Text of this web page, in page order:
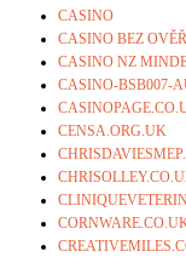
CASINO
CASINO BEZ
CASINO NZ
CASINO-BSB007-
CENSA.ORG.UK